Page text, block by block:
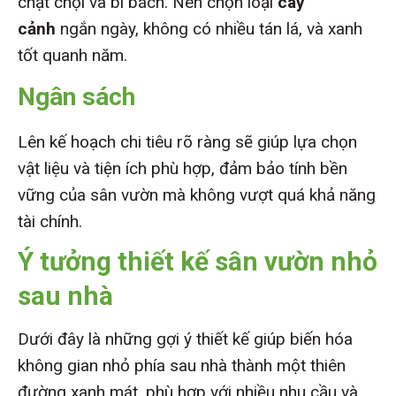
cảnh ngắn ngày, không có nhiều tán lá, và xanh
tốt quanh năm.
Ngân sách
Lên kế hoạch chi tiêu rõ ràng sẽ giúp lựa chọn
vật liệu và tiện ích phù hợp, đảm bảo tính bền
vững của sân vườn mà không vượt quá khả năng
tài chính.
Ý tưởng thiết kế sân vườn nhỏ
sau nhà
Dưới đây là những gợi ý thiết kế giúp biến hóa
không gian nhỏ phía sau nhà thành một thiên